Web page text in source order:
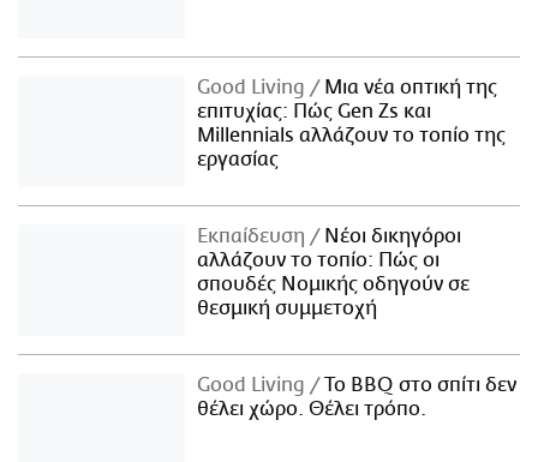
Good Living
Μια νέα οπτική της
επιτυχίας: Πώς Gen Zs και
Millennials αλλάζουν το τοπίο της
εργασίας
Εκπαίδευση
Νέοι δικηγόροι
αλλάζουν το τοπίο: Πώς οι
σπουδές Νομικής οδηγούν σε
θεσμική συμμετοχή
Good Living
Το BBQ στο σπίτι δεν
θέλει χώρο. Θέλει τρόπο.